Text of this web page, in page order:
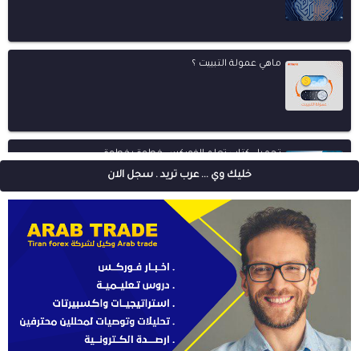
ماهي عمولة التبييت ؟
تحميل كتاب تعلم الفوركس خطوة بخطوة
خليك وي ... عرب تريد . سجل الان